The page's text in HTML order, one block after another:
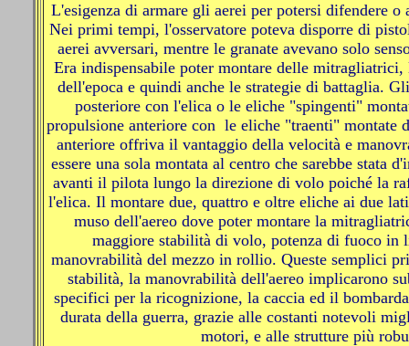
L'esigenza di armare gli aerei per potersi difendere o
Nei primi tempi, l'osservatore poteva disporre di
aerei avversari, mentre le granate avevano solo
Era indispensabile poter montare delle
dell'epoca e quindi anche le strategie di battaglia.
posteriore con l'elica o le eliche "spingenti"
propulsione anteriore con le eliche "traenti" montate
anteriore offriva il vantaggio della velocità e
essere una sola montata al centro che sarebbe stata
avanti il pilota lungo la direzione di volo poiché la
l'elica. Il montare due, quattro e oltre eliche ai due
muso dell'aereo dove poter montare la
maggiore stabilità di volo, potenza di fuoco in
manovrabilità del mezzo in rollio. Queste semplici
stabilità, la manovrabilità dell'aereo implicarono
specifici per la ricognizione, la caccia ed il
durata della guerra, grazie alle costanti notevoli
motori, e alle strutture più